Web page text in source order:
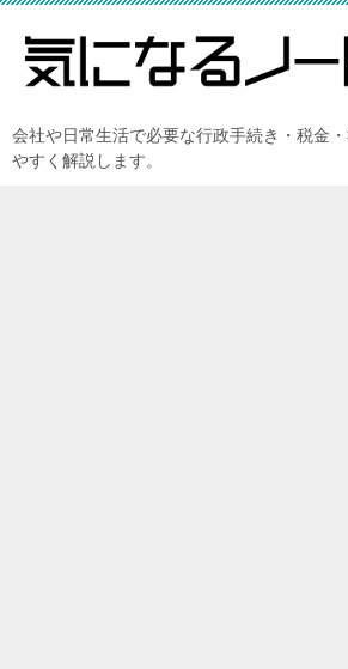
会社や日常生活で必要な行政手続き・税金
やすく解説します。